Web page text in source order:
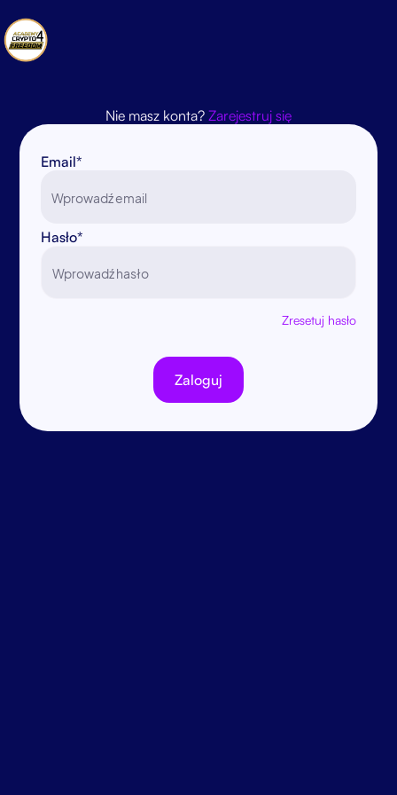
Nie masz konta? Zarejestruj się
Email*
Hasło*
Zresetuj hasło